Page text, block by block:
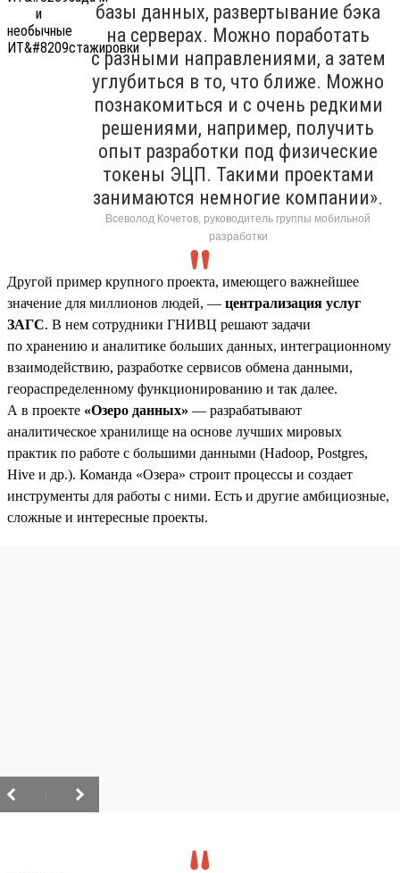
базы данных, развертывание бэка
на серверах. Можно поработать
с разными направлениями, а затем
углубиться в то, что ближе. Можно
познакомиться и с очень редкими
решениями, например, получить
опыт разработки под физические
токены ЭЦП. Такими проектами
занимаются немногие компании».
Всеволод Кочетов, руководитель группы мобильной
разработки
Другой пример крупного проекта, имеющего важнейшее
значение для миллионов людей, — централизация услуг
ЗАГС. В нем сотрудники ГНИВЦ решают задачи
по хранению и аналитике больших данных, интеграционному
взаимодействию, разработке сервисов обмена данными,
геораспределенному функционированию и так далее.
А в проекте «Озеро данных» — разрабатывают
аналитическое хранилище на основе лучших мировых
практик по работе с большими данными (Hadoop, Postgres,
Hive и др.). Команда «Озера» строит процессы и создает
инструменты для работы с ними. Есть и другие амбициозные,
сложные и интересные проекты.